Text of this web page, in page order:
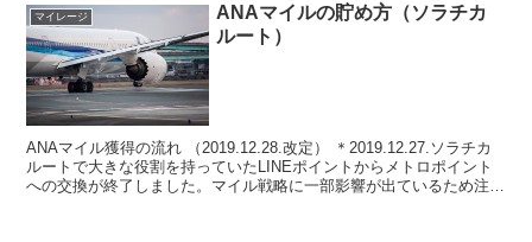
マイレージ
ANAマイルの貯め方（ソラチカ
ルート）
ANAマイル獲得の流れ （2019.12.28.改定） ＊2019.12.27.ソラチカ
ルートで大きな役割を持っていたLINEポイントからメトロポイント
への交換が終了しました。マイル戦略に一部影響が出ているため注意